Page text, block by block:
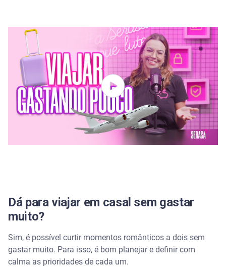
Destinos baratos e românticos no Sudeste
Paraty (RJ)
Minas Gerias
Viagens a dois no Nordeste com ótimo custo-
benefício
apaixonados
Curitiba (PR)
Dá para viajar em casal sem gastar
muito?
Sim, é possível curtir momentos românticos a dois sem
gastar muito. Para isso, é bom planejar e definir com
calma as prioridades de cada um.